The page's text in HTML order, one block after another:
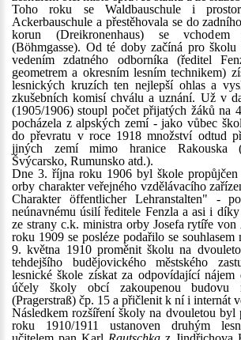
Toho roku se Waldbauschule i
Ackerbauschule a přestěhovala se do
korun (Dreikronenhaus) se
(Böhmgasse). Od té doby začíná pro
vedením zdatného odborníka (ředitel
geometrem a okresním lesním technikem)
lesnických kruzích ten nejlepší ohlas a
zkušebních komisí chválu a uznání. Už v
(1905/1906) stoupl počet přijatých žáků na
pocházela z alpských zemí - jako vůbec
do převratu v roce 1918 množství odtud
jiných zemí mimo hranice Rakouska
Švýcarsko, Rumunsko atd.).
Dne 3. října roku 1906 byl škole propůjčen
orby charakter veřejného vzdělávacího
Charakter öffentlicher Lehranstalten" -
neúnavnému úsilí ředitele Fenzla a asi i
ze strany c.k. ministra orby Josefa rytíře von
roku 1909 se posléze podařilo se souhlasem
9. května 1910 proměnit školu na
tehdejšího budějovického městského
lesnické škole získat za odpovídající nájem
účely školy obcí zakoupenou budovu
(Pragerstraß) čp. 15 a přičlenit k ní i internát
Následkem rozšíření školy na dvouletou byl
roku 1910/1911 ustanoven druhým